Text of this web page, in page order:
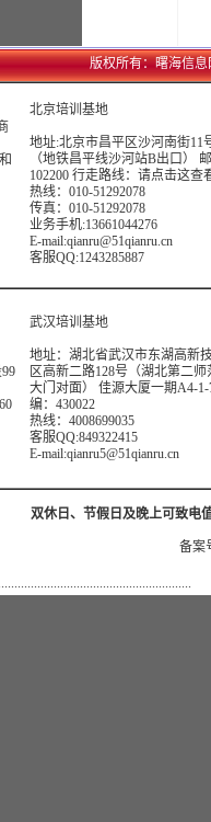
版权所有：曙海信息
北京培训基地
地址:北京市昌平区沙河南街11
（地铁昌平线沙河站B出口）
102200 行走路线： 请点击这查
热线：010-51292078
传真：010-51292078
业务手机:13661044276
E-mail:qianru@51qianru.cn
客服QQ:1243285887
武汉培训基地
地址：湖北省武汉市东湖高新
区高新二路128号（湖北第二师
大门对面） 佳源大厦一期A4-1-
编：430022
热线：4008699035
客服QQ:849322415
E-mail:qianru5@51qianru.cn
双休日、节假日及晚上可致电
备案